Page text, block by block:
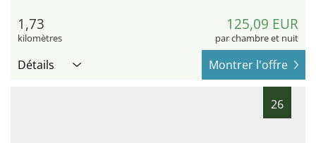
1,73
kilomètres
125,09 EUR
par chambre et nuit
Détails Montrer l'offre
26